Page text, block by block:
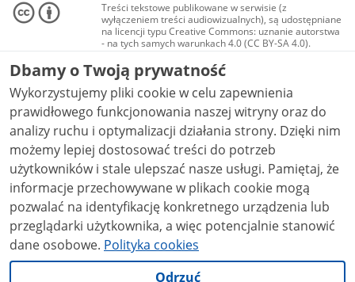
Treści tekstowe publikowane w serwisie (z
wyłączeniem treści audiowizualnych), są udostępniane
na licencji typu Creative Commons: uznanie autorstwa
- na tych samych warunkach 4.0 (CC BY-SA 4.0).
Materiały audiowizualne, w tym zdjęcia, materiały
audio i wideo, są udostępniane na licencji typu
Creative Commons: uznanie autorstwa użycie
niekomercyjne - bez utworów zależnych 4.0 (CC BY-
NC-ND 4.0), o ile nie jest to stwierdzone inaczej.
Dbamy o Twoją prywatność
Wykorzystujemy pliki cookie w celu zapewnienia
prawidłowego funkcjonowania naszej witryny oraz do
analizy ruchu i optymalizacji działania strony. Dzięki nim
możemy lepiej dostosować treści do potrzeb
użytkowników i stale ulepszać nasze usługi. Pamiętaj, że
informacje przechowywane w plikach cookie mogą
pozwalać na identyfikację konkretnego urządzenia lub
przeglądarki użytkownika, a więc potencjalnie stanowić
dane osobowe. Polityka cookies
Odrzuć